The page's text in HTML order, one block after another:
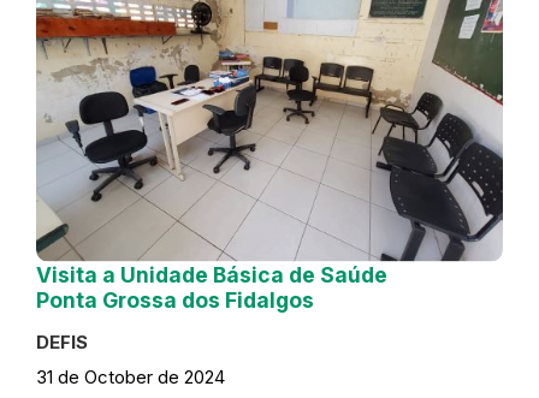
Visita a Unidade Básica de Saúde
Ponta Grossa dos Fidalgos
DEFIS
31 de October de 2024